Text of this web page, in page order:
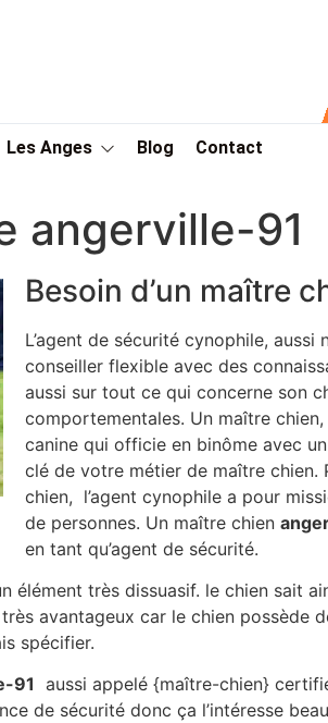
Les Anges Blog Contact
angerville-91
Besoin d’un maître
L’agent de sécurité cynophile,
conseiller flexible avec des
aussi sur tout ce qui concerne son
comportementales. Un maître
canine qui officie en binôme avec
clé de votre métier de maître
chien, l’agent cynophile a pour
de personnes. Un maître chien
en tant qu’agent de sécurité.
élément très dissuasif. le chien sait
avantageux car le chien possède
spécifier.
91
aussi appelé {maître-chien}
de sécurité donc ça l’intéresse